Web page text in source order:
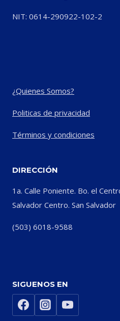
NIT: 0614-290922-102-2
¿Quienes Somos?
Politicas de privacidad
Términos y condiciones
DIRECCIÓN
1a. Calle Poniente. Bo. el
Salvador Centro. San Salvador
(503) 6018-9588
SIGUENOS EN